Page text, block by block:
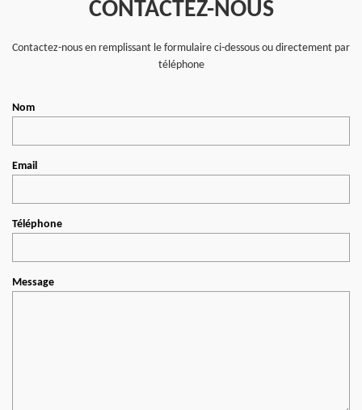
CONTACTEZ-NOUS
Contactez-nous en remplissant le formulaire ci-dessous ou directement par
téléphone
Nom
Email
Téléphone
Message